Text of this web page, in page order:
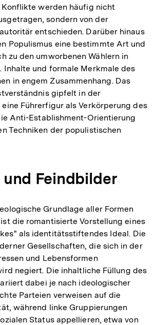
werden häufig nicht
sondern von der
entschieden. Darüber hinaus
Populismus eine bestimmte Art und
zu den umworbenen Wählern in
Inhalte und formale Merkmale des
in engem Zusammenhang. Das
gipfelt in der
Führerfigur als Verkörperung des
Anti-Establishment-Orientierung
Techniken der populistischen
Feindbilder
Grundlage aller Formen
die romantisierte Vorstellung eines
als identitätsstiftendes Ideal. Die
Gesellschaften, die sich in der
und Lebensformen
negiert. Die inhaltliche Füllung des
dabei je nach ideologischer
Parteien verweisen auf die
während linke Gruppierungen
Status appellieren, etwa von